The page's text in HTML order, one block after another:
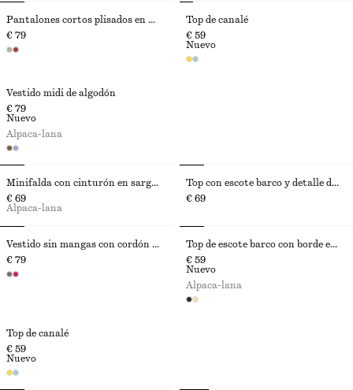
Vestido midi de algodón
€ 79
Nuevo
Alpaca-lana
Pantalones cortos plisados en mezcla de lino
€ 79
Top de canalé
€ 59
Nuevo
Minifalda con cinturón en sarga de algodón
€ 69
Alpaca-lana
Top con escote barco y detalle de pañuelo
€ 69
Top de canalé
€ 59
Nuevo
Vestido sin mangas con cordón en la cintura
€ 79
Top de escote barco con borde enrollado
€ 59
Nuevo
Alpaca-lana